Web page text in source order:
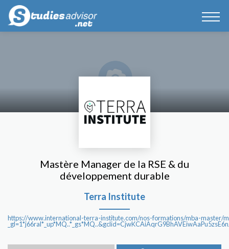
Mastère Manager de la RSE & du
développement durable
Terra Institute
https://www.international-terra-institute.com/nos-formations/mba-master/